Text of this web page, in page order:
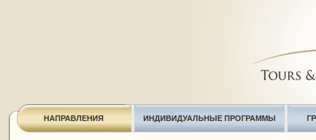
НАПРАВЛЕНИЯ ИНДИВИДУАЛЬНЫЕ ПРОГРАММЫ